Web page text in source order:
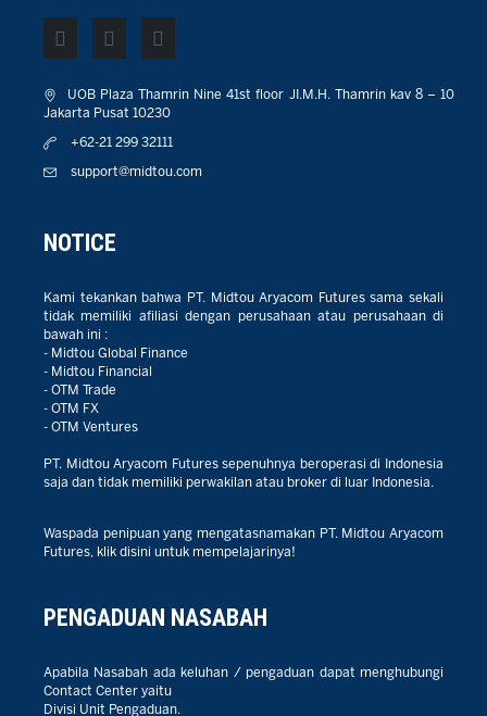
UOB Plaza Thamrin Nine 41st floor JI.M.H. Thamrin kav 8 – 10
Jakarta Pusat 10230
+62-21 299 32111
support@midtou.com
NOTICE
Kami tekankan bahwa PT. Midtou Aryacom Futures sama sekali
tidak memiliki afiliasi dengan perusahaan atau perusahaan di
bawah ini :
- Midtou Global Finance
- Midtou Financial
- OTM Trade
- OTM FX
- OTM Ventures
PT. Midtou Aryacom Futures sepenuhnya beroperasi di Indonesia
saja dan tidak memiliki perwakilan atau broker di luar Indonesia.
Waspada penipuan yang mengatasnamakan PT. Midtou Aryacom
Futures, klik disini untuk mempelajarinya!
PENGADUAN NASABAH
Apabila Nasabah ada keluhan / pengaduan dapat menghubungi
Contact Center yaitu
Divisi Unit Pengaduan.